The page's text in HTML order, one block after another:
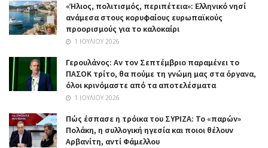
«Ήλιος, πολιτισμός, περιπέτεια»: Ελληνικό νησί
ανάμεσα στους κορυφαίους ευρωπαϊκούς
προορισμούς για το καλοκαίρι
1 ΙΟΥΛΊΟΥ 2026
Γερουλάνος: Αν τον Σεπτέμβριο παραμένει το
ΠΑΣΟΚ τρίτο, θα πούμε τη γνώμη μας στα όργανα,
όλοι κρινόμαστε από τα αποτελέσματα
1 ΙΟΥΛΊΟΥ 2026
Πώς έσπασε η τρόικα του ΣΥΡΙΖΑ: Το «παρών»
Πολάκη, η συλλογική ηγεσία και ποιοι θέλουν
Αρβανίτη, αντί Φάμελλου